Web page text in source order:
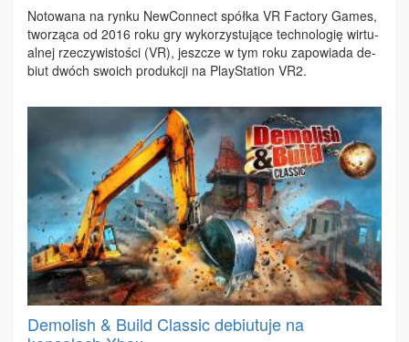
No­to­wa­na na ryn­ku New­Con­nect spół­ka VR Fac­to­ry Ga­mes,
two­rzą­ca od 2016 ro­ku gry wy­ko­rzy­stu­ją­ce tech­no­lo­gię wir­tu­
al­nej rze­czy­wi­sto­ści (VR), jesz­cze w tym ro­ku za­po­wia­da de­
biut dwóch swo­ich pro­duk­cji na Play­Sta­tion VR2.
Demolish & Build Classic debiutuje na